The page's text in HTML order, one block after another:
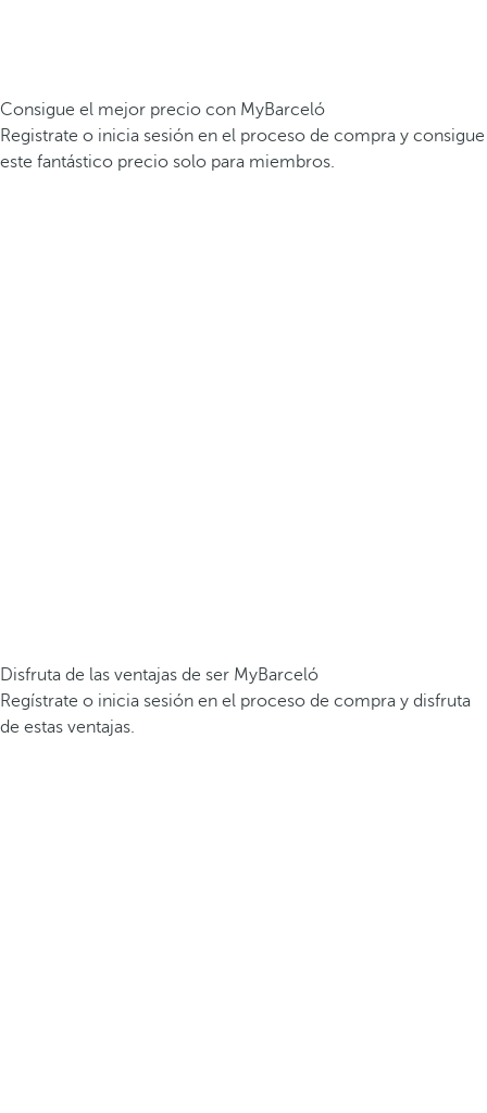
Consigue el mejor precio con MyBarceló
Registrate o inicia sesión en el proceso de compra y consigue
este fantástico precio solo para miembros.
Disfruta de las ventajas de ser MyBarceló
Regístrate o inicia sesión en el proceso de compra y disfruta
de estas ventajas.